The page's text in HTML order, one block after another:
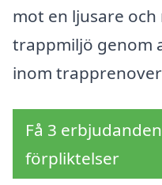
mot en ljusare
trappmiljö genom
inom
Få 3
förpliktelser